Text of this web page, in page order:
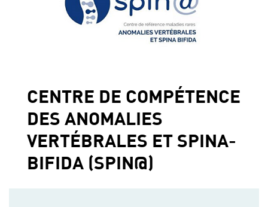
CENTRE DE COMPÉTENCE
DES ANOMALIES
VERTÉBRALES ET SPINA-
BIFIDA (SPIN@)